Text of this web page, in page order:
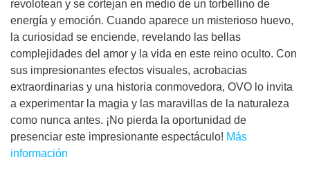
revolotean y se cortejan en medio de un torbellino de
energía y emoción. Cuando aparece un misterioso huevo,
la curiosidad se enciende, revelando las bellas
complejidades del amor y la vida en este reino oculto. Con
sus impresionantes efectos visuales, acrobacias
extraordinarias y una historia conmovedora, OVO lo invita
a experimentar la magia y las maravillas de la naturaleza
como nunca antes. ¡No pierda la oportunidad de
presenciar este impresionante espectáculo! Más
información